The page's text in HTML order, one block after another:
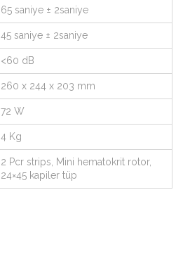
65 saniye ± 2saniye
45 saniye ± 2saniye
<60 dB
260 x 244 x 203 mm
72 W
4 Kg
2 Pcr strips, Mini hematokrit rotor,
24×45 kapiler tüp